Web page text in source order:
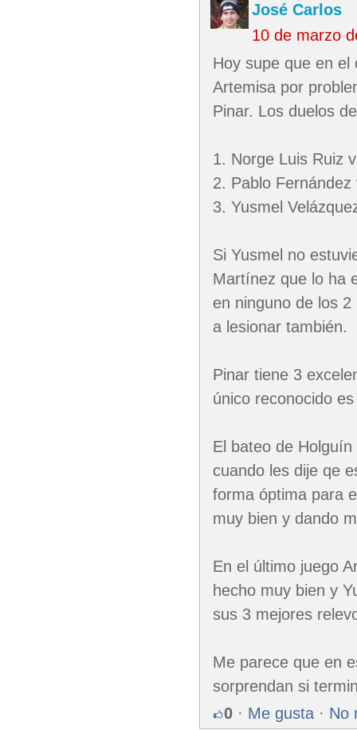
José Carlos
10 de marzo
Hoy supe que en el
Artemisa por
Pinar. Los duelos
1. Norge Luis Ruiz
2. Pablo Fernández
3. Yusmel
Si Yusmel no
Martínez que lo ha
en ninguno de los
a lesionar también.
Pinar tiene 3
único reconocido
El bateo de
cuando les dije qe
forma óptima para
muy bien y dando
En el último juego
hecho muy bien y
sus 3 mejores
Me parece que en
sorprendan si
0 · Me gusta · No